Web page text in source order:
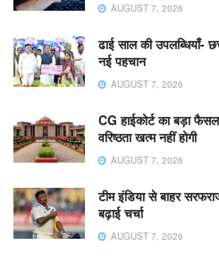
AUGUST 7, 2026
ढाई साल की उपलब्धियाँ-
नई पहचान
AUGUST 7, 2026
CG हाईकोर्ट का बड़ा
वरिष्ठता खत्म नहीं होगी
AUGUST 7, 2026
टीम इंडिया से बाहर
बढ़ाई चर्चा
AUGUST 7, 2026